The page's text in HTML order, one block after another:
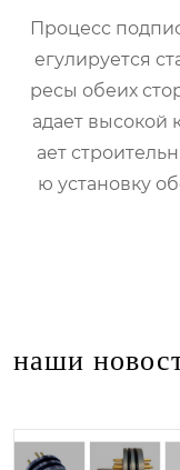
Процесс
егулируется
ресы обеих
адает высокой
ает
ю установку
наши